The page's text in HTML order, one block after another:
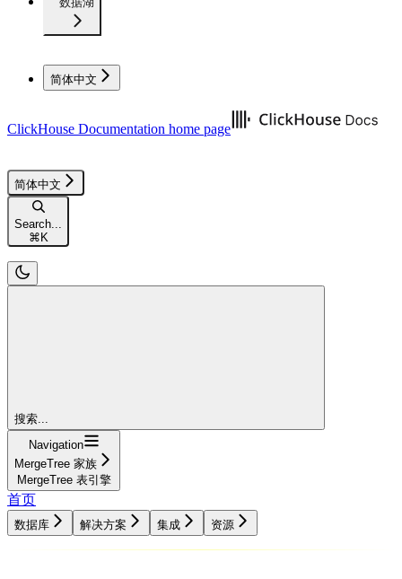
简体中文
ClickHouse Documentation home page
简体中文
Search...
⌘K
搜索...
Navigation
MergeTree 家族
MergeTree 表引擎
首页
数据库 解决方案 集成 资源